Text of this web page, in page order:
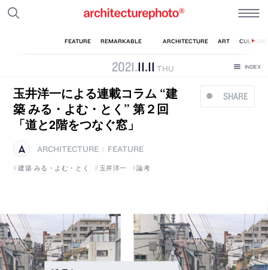
2021.11.11 THU
SHARE
玉井洋一による連載コラム “建
築 みる・よむ・とく” 第２回
「道と2階をつなぐ窓」
ARCHITECTURE
FEATURE
建築 みる・よむ・とく
玉井洋一 論考